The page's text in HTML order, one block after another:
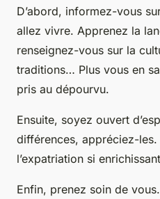
D’abord, informez-vous
allez vivre. Apprenez la
renseignez-vous sur la
traditions… Plus vous en
pris au dépourvu.
Ensuite, soyez ouvert
différences, appréciez-les.
l’expatriation si
Enfin, prenez soin de